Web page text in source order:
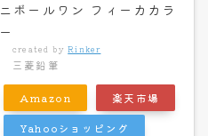
ニボールワン フィーカカラ
ー
created byRinker
三菱鉛筆
Amazon 楽天市場
Yahooショッピング